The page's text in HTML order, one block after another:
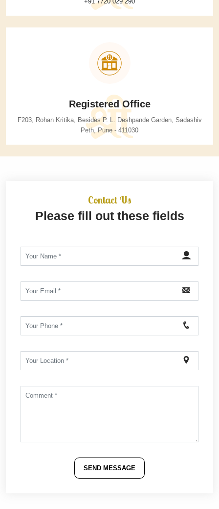
Registered Office
F203, Rohan Kritika, Besides P. L. Deshpande Garden, Sadashiv
Peth, Pune - 411030
Contact Us
Please fill out these fields
SEND MESSAGE